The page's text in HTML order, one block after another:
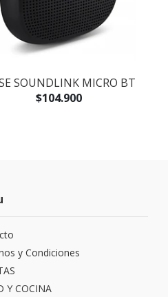
SOUNDLINK MICRO BT
$104.900
y Condiciones
Y COCINA